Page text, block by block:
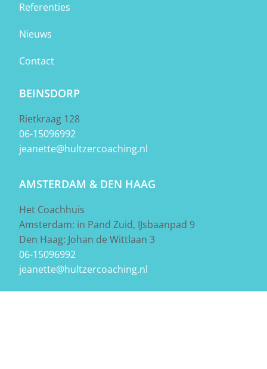
Referenties
Nieuws
Contact
BEINSDORP
Rietkraag 128
06-15096992
jeanette@hultzercoaching.nl
AMSTERDAM & DEN HAAG
Het Coachhuis
Amsterdam: in Pand Zuid, IJsbaanpad 9
Den Haag: Johan de Wittlaan 3
06-15096992
jeanette@hultzercoaching.nl